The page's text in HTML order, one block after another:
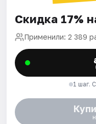
Скидка 17%
Применили: 2 389
1 шаг.